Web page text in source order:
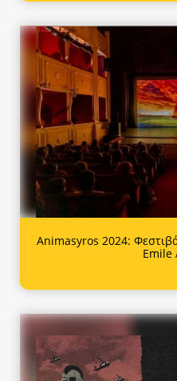
Animasyros 2024:
Emile